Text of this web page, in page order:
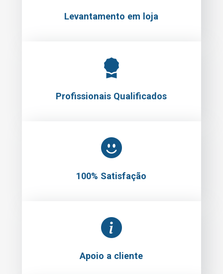
Levantamento em loja
Profissionais Qualificados
100% Satisfação
Apoio a cliente